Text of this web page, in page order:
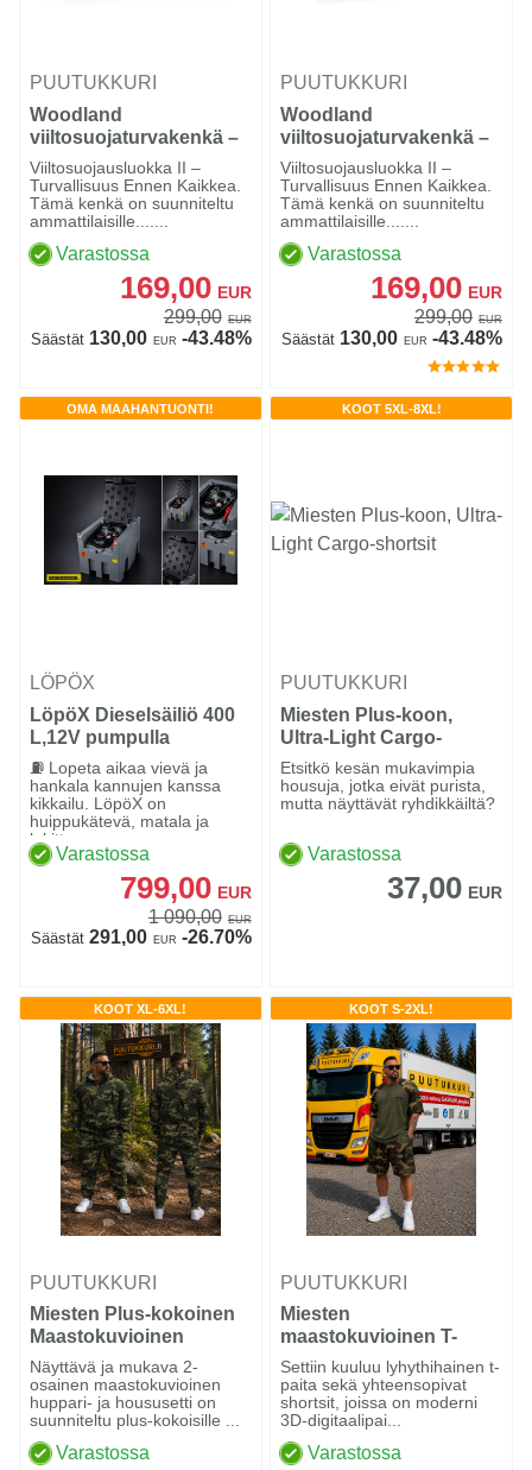
PUUTUKKURI
Woodland
viiltosuojaturvakenkä –
Luokka 2 (24 m/s), Black
Viiltosuojausluokka II –
Turvallisuus Ennen Kaikkea.
Tämä kenkä on suunniteltu
ammattilaisille.......
Varastossa
169,00 EUR
299,00 EUR
Säästät130,00 EUR -43.48%
PUUTUKKURI
Woodland
viiltosuojaturvakenkä –
Luokka 2 (24 m/s),
Brown
Viiltosuojausluokka II –
Turvallisuus Ennen Kaikkea.
Tämä kenkä on suunniteltu
ammattilaisille.......
Varastossa
169,00 EUR
299,00 EUR
Säästät130,00 EUR -43.48%
OMA MAAHANTUONTI!
LÖPÖX
LöpöX Dieselsäiliö 400
L,12V pumpulla
⛽ Lopeta aikaa vievä ja
hankala kannujen kanssa
kikkailu. LöpöX on
huippukätevä, matala ja
lukittav...
Varastossa
799,00 EUR
1 090,00 EUR
Säästät291,00 EUR -26.70%
KOOT 5XL-8XL!
PUUTUKKURI
Miesten Plus-koon,
Ultra-Light Cargo-
shortsit
Etsitkö kesän mukavimpia
housuja, jotka eivät purista,
mutta näyttävät ryhdikkäiltä?
Varastossa
37,00 EUR
KOOT XL-6XL!
PUUTUKKURI
Miesten Plus-kokoinen
Maastokuvioinen
Huppari- ja Housusetti
Näyttävä ja mukava 2-
osainen maastokuvioinen
huppari- ja housusetti on
suunniteltu plus-kokoisille ...
Varastossa
KOOT S-2XL!
PUUTUKKURI
Miesten
maastokuvioinen T-
paita- ja shortsisetti
Settiin kuuluu lyhythihainen t-
paita sekä yhteensopivat
shortsit, joissa on moderni
3D-digitaalipai...
Varastossa